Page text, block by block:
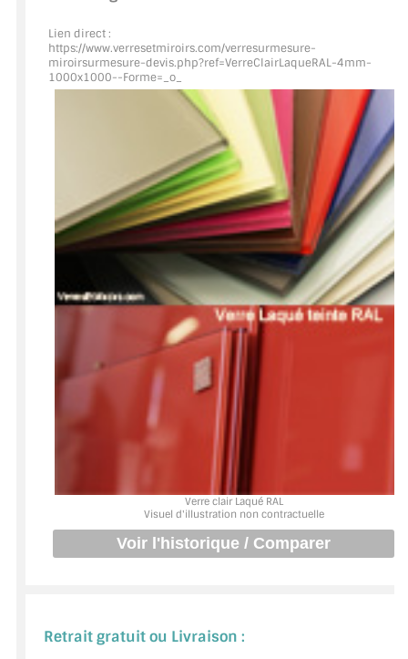
ACCESSOIRES & QUINCAILLERIE
CATALOGUE DE PROFILS ET FIXATION DU
LES FIXATIONS POUR MIROIR
LES PROFILS PAROI DE VERRE
VITRINE EN VERRE
CONNECTEURS ET ASSEMBLAGE DE VERRES
PLATS ET CORNIÈRES
LES CHARNIÈRES DE PORTE EN VERRE
BOUTONS ET POIGNÉES
BARRES DE STABILISATION
FIXATION GARDES CORPS
SYSTÈMES PIVOTANTS
(STROMBINOSCOPE)
Lien direct :
https://www.verresetmiroirs.com/verresurmesure-
miroirsurmesure-devis.php?ref=VerreClairLaqueRAL-4mm-
1000x1000--Forme=_o_
Verre clair Laqué RAL
Visuel d'illustration non contractuelle
Retrait gratuit ou Livraison :